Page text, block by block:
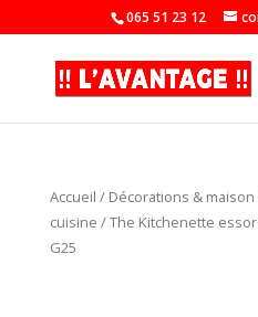
065 51 23 12
Accueil / Décorations & maison
cuisine / The Kitchenette
G25